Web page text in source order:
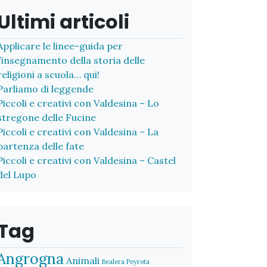
articoli
le linee-guida per
della storia delle
a scuola… qui!
di leggende
e creativi con Valdesina – Lo
delle Fucine
e creativi con Valdesina – La
delle fate
e creativi con Valdesina – Castel
Lupo
Animali Bealera Peyrota